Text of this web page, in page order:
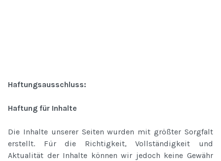
Haftungsausschluss:
Haftung für Inhalte
Die Inhalte unserer Seiten wurden mit größter Sorgfalt
erstellt. Für die Richtigkeit, Vollständigkeit und
Aktualität der Inhalte können wir jedoch keine Gewähr